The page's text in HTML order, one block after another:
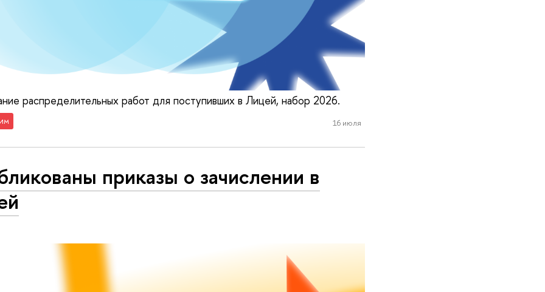
распределительных работ для поступивших в Лицей, набор 2026.
16 июля
приказы о зачислении в